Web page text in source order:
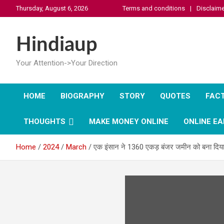
to
Thursday, August 6, 2026 Terms and conditions
Hindiaup
Your Attention->Your Direction
HOME BIOGRAPHY STORY QUOTES
THOUGHTS MAKE MONEY ONLINE ONLINE
Home 2024 March एक इंसान ने 1360 एकड़ बंजर जमीन को बना